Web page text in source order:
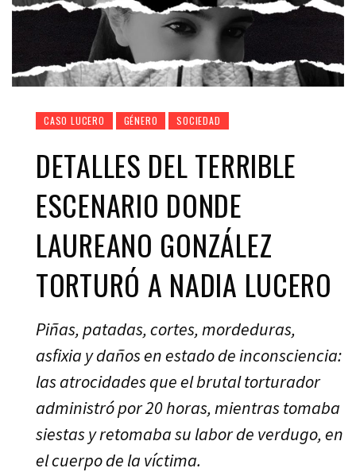
CASO LUCERO GÉNERO SOCIEDAD
DETALLES DEL TERRIBLE
ESCENARIO DONDE
LAUREANO GONZÁLEZ
TORTURÓ A NADIA LUCERO
Piñas, patadas, cortes, mordeduras,
asfixia y daños en estado de inconsciencia:
las atrocidades que el brutal torturador
administró por 20 horas, mientras tomaba
siestas y retomaba su labor de verdugo, en
el cuerpo de la víctima.